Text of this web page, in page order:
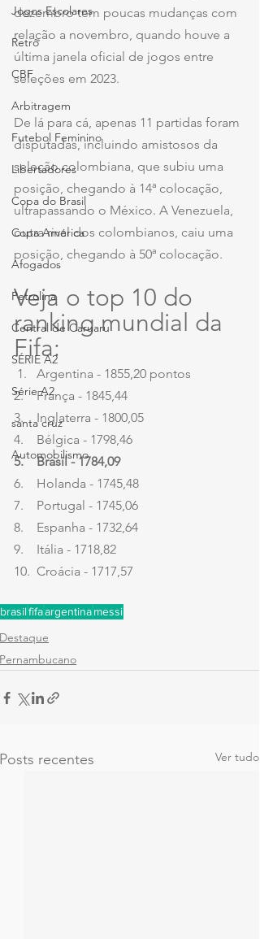
Jogos Escolares
Retrô
CBF
Arbitragem
Futebol Feminino
Libertadores
Copa do Brasil
Copa América
Afogados
Petrolina
Central de Caruaru
SÉRIE A2
Série A2
santa cruz
Automobilismo
dezembro tem poucas mudanças com
relação a novembro, quando houve a
última janela oficial de jogos entre
seleções em 2023.
De lá para cá, apenas 11 partidas foram
disputadas, incluindo amistosos da
seleção colombiana, que subiu uma
posição, chegando à 14ª colocação,
ultrapassando o México. A Venezuela,
outra rival dos colombianos, caiu uma
posição, chegando à 50ª colocação.
Veja o top 10 do
ranking mundial da
Fifa:
1.   Argentina - 1855,20 pontos
2.    França - 1845,44
3.    Inglaterra - 1800,05
4.    Bélgica - 1798,46
5.    Brasil - 1784,09
6.    Holanda - 1745,48
7.    Portugal - 1745,06
8.    Espanha - 1732,64
9.    Itália - 1718,82
10.  Croácia - 1717,57
brasilfifaargentinamessi
Destaque
Pernambucano
Posts recentes Ver tudo